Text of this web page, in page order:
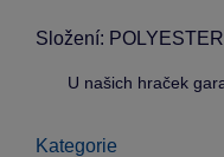
Složení:
U našich hraček
Kategorie